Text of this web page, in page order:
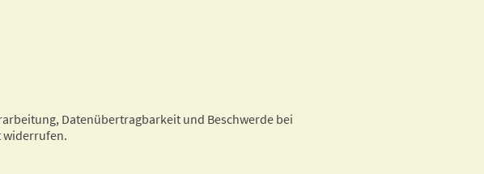
Datenübertragbarkeit und Beschwerde bei
widerrufen.